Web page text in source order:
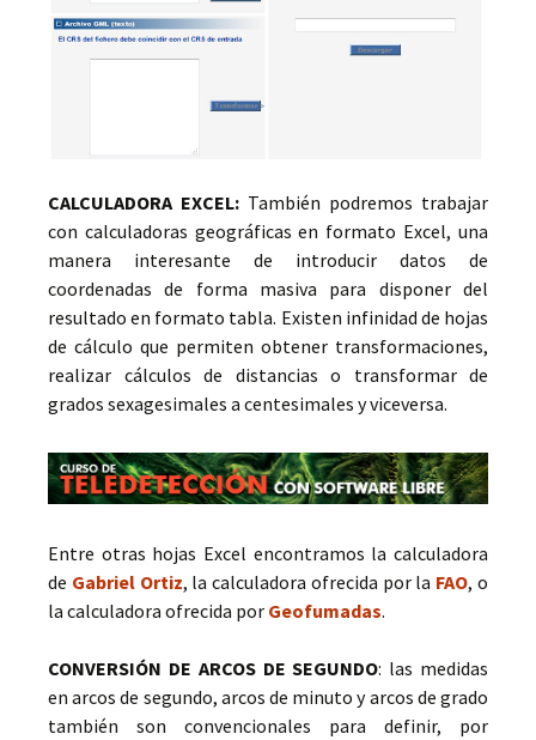
CALCULADORA EXCEL: También podremos trabajar
con calculadoras geográficas en formato Excel, una
manera interesante de introducir datos de
coordenadas de forma masiva para disponer del
resultado en formato tabla. Existen infinidad de hojas
de cálculo que permiten obtener transformaciones,
realizar cálculos de distancias o transformar de
grados sexagesimales a centesimales y viceversa.
Entre otras hojas Excel encontramos la calculadora
de Gabriel Ortiz, la calculadora ofrecida por la FAO, o
la calculadora ofrecida por Geofumadas.
CONVERSIÓN DE ARCOS DE SEGUNDO: las medidas
en arcos de segundo, arcos de minuto y arcos de grado
también son convencionales para definir, por